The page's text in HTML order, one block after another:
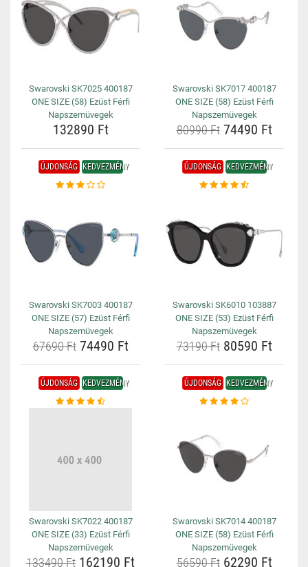
Swarovski SK7025 400187
ONE SIZE (58) Ezüst Férfi
Napszemüvegek
132890 Ft
Swarovski SK7017 400187
ONE SIZE (58) Ezüst Férfi
Napszemüvegek
80990 Ft74490 Ft
ÚJDONSÁG KEDVEZMÉNY
Swarovski SK7003 400187
ONE SIZE (57) Ezüst Férfi
Napszemüvegek
67690 Ft74490 Ft
ÚJDONSÁG KEDVEZMÉNY
Swarovski SK6010 103887
ONE SIZE (53) Ezüst Férfi
Napszemüvegek
73190 Ft80590 Ft
ÚJDONSÁG KEDVEZMÉNY
Swarovski SK7022 400187
ONE SIZE (33) Ezüst Férfi
Napszemüvegek
133490 Ft 162190 Ft
ÚJDONSÁG KEDVEZMÉNY
Swarovski SK7014 400187
ONE SIZE (58) Ezüst Férfi
Napszemüvegek
56590 Ft62290 Ft